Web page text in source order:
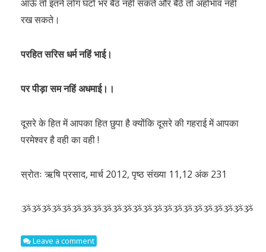
आऊँ तो इतने लोग घंटों भर बैठ नहीं सकते और बैठे तो अहोभाव नहीं
रख सकते।
परहित सरिस धर्म नहिं भाई।
पर पीड़ा सम नहिं अधमाई।।
दूसरे के हित में आपका हित छुपा है क्योंकि दूसरे की गहराई में आपका
परमेश्वर है वही का वही !
स्रोतः ऋषि प्रसाद, मार्च 2012, पृष्ठ संख्या 11,12 अंक 231
ૐૐૐૐૐૐૐૐૐૐૐૐૐૐૐૐૐૐૐૐૐૐૐ
Leave a comment